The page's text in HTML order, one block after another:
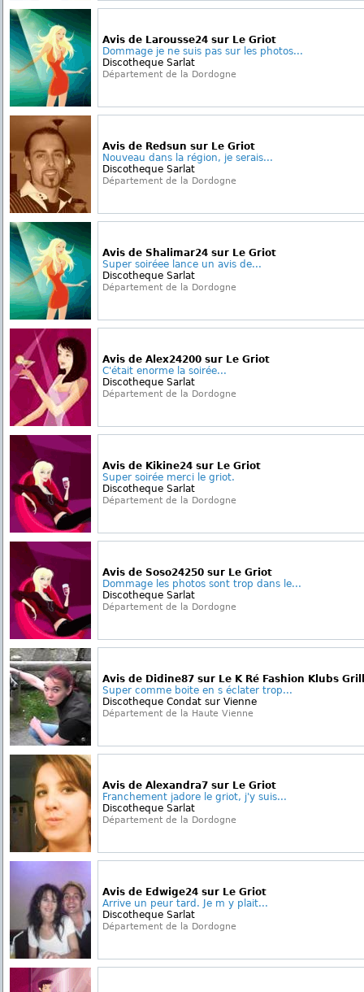
Avis de Larousse24 sur Le Griot
Dommage je ne suis pas sur les photos...
Discotheque Sarlat
Département de la Dordogne
Avis de Redsun sur Le Griot
Nouveau dans la région, je serais...
Discotheque Sarlat
Département de la Dordogne
Avis de Shalimar24 sur Le Griot
Super soiréee lance un avis de...
Discotheque Sarlat
Département de la Dordogne
Avis de Alex24200 sur Le Griot
C'était enorme la soirée...
Discotheque Sarlat
Département de la Dordogne
Avis de Kikine24 sur Le Griot
Super soirée merci le griot.
Discotheque Sarlat
Département de la Dordogne
Avis de Soso24250 sur Le Griot
Dommage les photos sont trop dans le...
Discotheque Sarlat
Département de la Dordogne
Avis de Didine87 sur Le K Ré Fashion Klubs Grill
Super comme boite en s éclater trop...
Discotheque Condat sur Vienne
Département de la Haute Vienne
Avis de Alexandra7 sur Le Griot
Franchement jadore le griot, j'y suis...
Discotheque Sarlat
Département de la Dordogne
Avis de Edwige24 sur Le Griot
Arrive un peur tard. Je m y plait...
Discotheque Sarlat
Département de la Dordogne